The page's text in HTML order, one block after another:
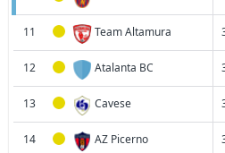
11 Team Altamura
12 Atalanta BC
13 Cavese
14 AZ Picerno